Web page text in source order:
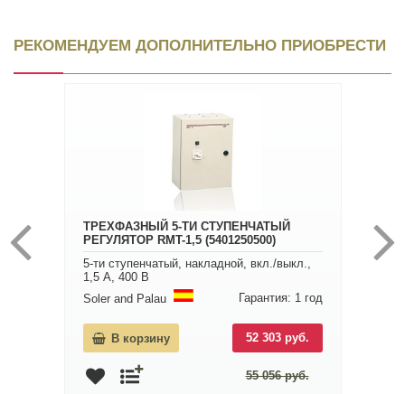
РЕКОМЕНДУЕМ ДОПОЛНИТЕЛЬНО ПРИОБРЕСТИ
ТРЕХФАЗНЫЙ 5-ТИ СТУПЕНЧАТЫЙ
РЕГУЛЯТОР RMT-1,5 (5401250500)
5-ти ступенчатый, накладной, вкл./выкл.,
1,5 A, 400 В
Soler and Palau
Гарантия: 1 год
52 303 руб.
55 056 руб.
В корзину